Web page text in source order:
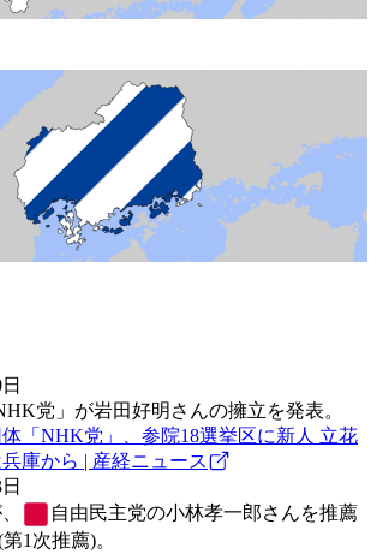
党」が岩田好明さんの擁立を発表。
「NHK党」、参院18選挙区に新人 立花
庫から | 産経ニュース
自由民主党の小林孝一郎さんを推薦
1次推薦)。